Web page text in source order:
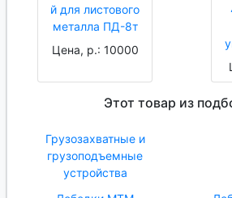
й для листового
металла ПД-8т
Цена, р.: 10000
Этот товар из
Грузозахватные и
грузоподъемные
устройства